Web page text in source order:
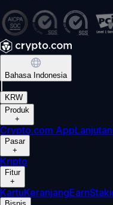
Bahasa Indonesia
KRW
Produk
+
Crypto.com AppLanjutan
Pasar
+
Kripto
Fitur
+
KartuKeranjangEarn